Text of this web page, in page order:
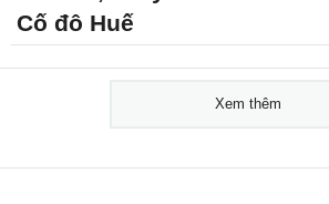
Cố đô Huế
Xem thêm